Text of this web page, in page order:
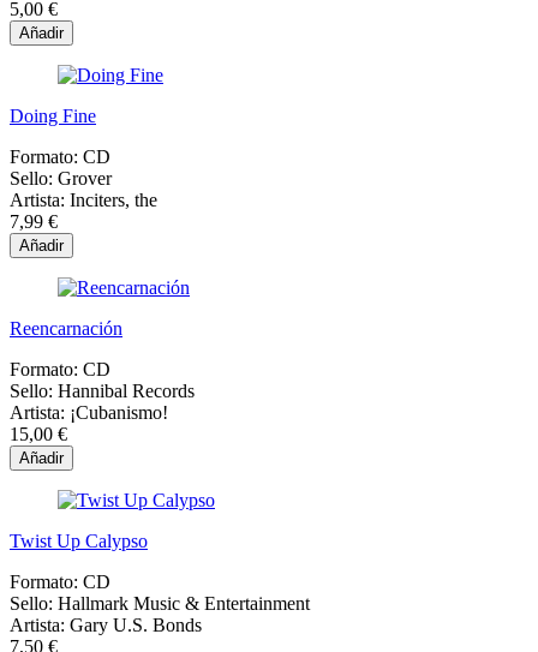
5,00 €
Añadir
Doing Fine
Formato: CD
Sello: Grover
Artista: Inciters, the
7,99 €
Añadir
Reencarnación
Formato: CD
Sello: Hannibal Records
Artista: ¡Cubanismo!
15,00 €
Añadir
Twist Up Calypso
Formato: CD
Sello: Hallmark Music & Entertainment
Artista: Gary U.S. Bonds
7,50 €